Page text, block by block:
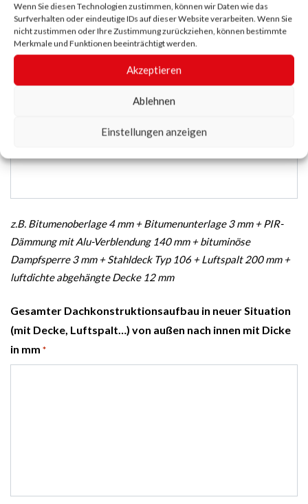
Wenn Sie diesen Technologien zustimmen, können wir Daten wie das
Surfverhalten oder eindeutige IDs auf dieser Website verarbeiten. Wenn Sie
nicht zustimmen oder Ihre Zustimmung zurückziehen, können bestimmte
Merkmale und Funktionen beeinträchtigt werden.
Akzeptieren
Ablehnen
Einstellungen anzeigen
Gesamter Dachkonstruktionsaufbau in jetziger
Situation (mit Decke, Luftspalt, …) von außen nach innen
mit Dicke in mm *
z.B. Bitumenoberlage 4 mm + Bitumenunterlage 3 mm + PIR-
Dämmung mit Alu-Verblendung 140 mm + bituminöse
Dampfsperre 3 mm + Stahldeck Typ 106 + Luftspalt 200 mm +
luftdichte abgehängte Decke 12 mm
Gesamter Dachkonstruktionsaufbau in neuer Situation
(mit Decke, Luftspalt…) von außen nach innen mit Dicke
in mm *